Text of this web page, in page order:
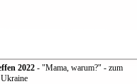
2022- "Mama, warum?" - zum